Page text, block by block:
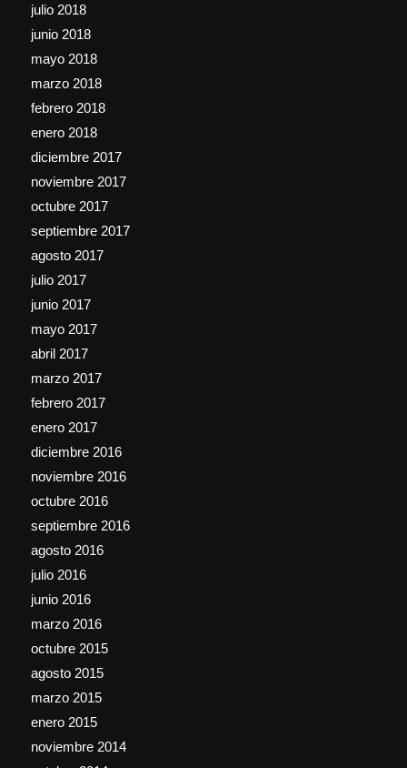
julio 2018
junio 2018
mayo 2018
marzo 2018
febrero 2018
enero 2018
diciembre 2017
noviembre 2017
octubre 2017
septiembre 2017
agosto 2017
julio 2017
junio 2017
mayo 2017
abril 2017
marzo 2017
febrero 2017
enero 2017
diciembre 2016
noviembre 2016
octubre 2016
septiembre 2016
agosto 2016
julio 2016
junio 2016
marzo 2016
octubre 2015
agosto 2015
marzo 2015
enero 2015
noviembre 2014